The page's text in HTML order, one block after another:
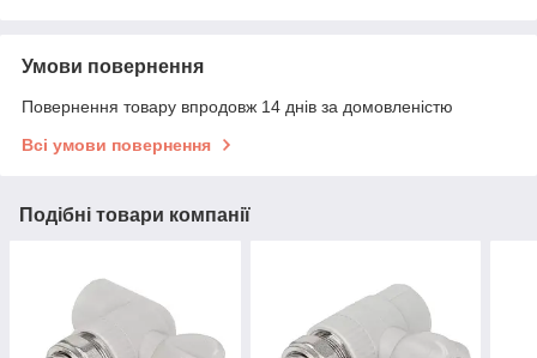
Умови повернення
Повернення товару впродовж 14 днів за домовленістю
Всі умови повернення
Подібні товари компанії